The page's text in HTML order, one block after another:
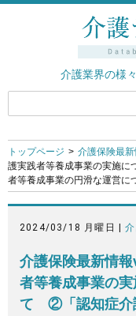
介護業界の様
トップページ 介護保険最新
護実践者等養成事業の実施
者等養成事業の円滑な運営に
2024/03/18 月曜日 |
介護保険最新情
者等養成事業の
て ②「認知症介